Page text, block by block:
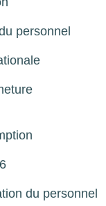
personnel
du personnel